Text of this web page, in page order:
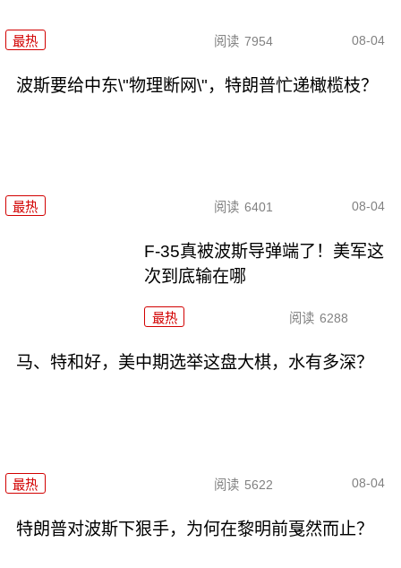
最热 阅读 7954 08-04
波斯要给中东\"物理断网\"，特朗普忙递橄榄枝？
最热 阅读 6401 08-04
F-35真被波斯导弹端了！美军这
次到底输在哪
最热 阅读 6288
马、特和好，美中期选举这盘大棋，水有多深？
最热 阅读 5622 08-04
特朗普对波斯下狠手，为何在黎明前戛然而止？